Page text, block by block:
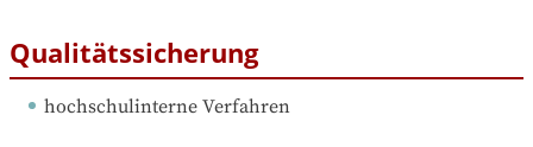
Qualitätssicherung
hochschulinterne Verfahren